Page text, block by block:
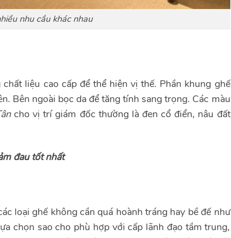
nhu cầu khác nhau
liệu cao cấp để thể hiện vị thế. Phần khung ghế
Bên ngoài bọc da để tăng tính sang trọng. Các màu
cho vị trí giám đốc thường là đen cổ điển, nâu đất
đau tốt nhất
loại ghế không cần quá hoành tráng hay bề đế như
chọn sao cho phù hợp với cấp lãnh đạo tầm trung,